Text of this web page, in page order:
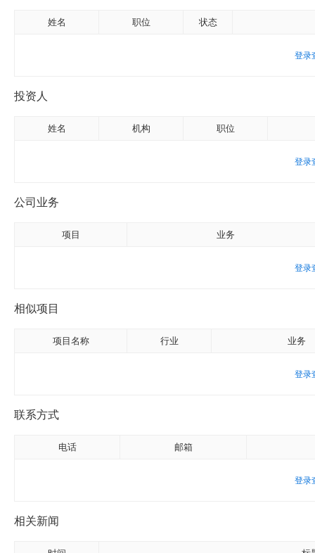
姓名 职位 状态
登录
投资人
姓名 机构 职位
登录
公司业务
项目 业务
登录
相似项目
项目名称 行业 业务
登录
联系方式
电话 邮箱
登录
相关新闻